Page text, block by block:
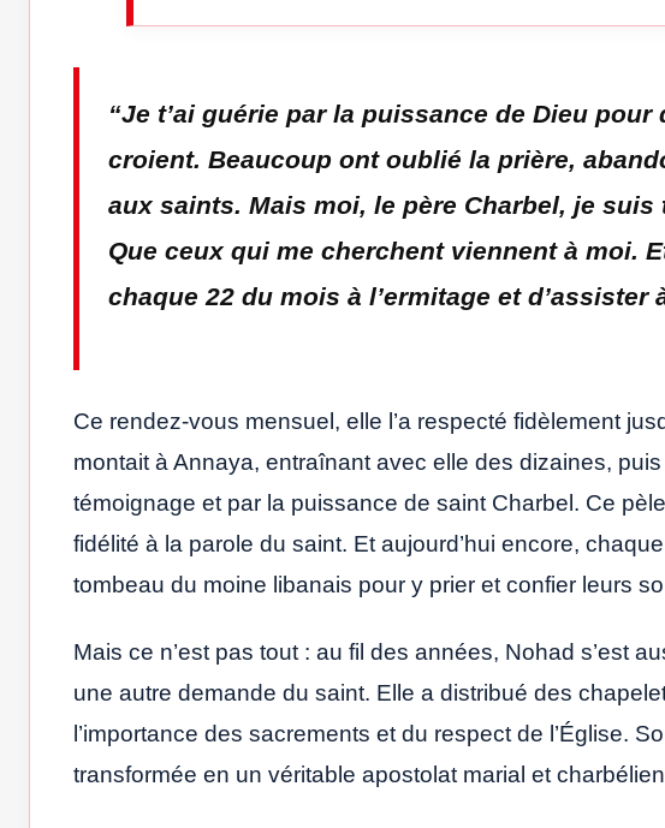
“Je t’ai guérie par la puissance de Dieu
croient. Beaucoup ont oublié la prière,
aux saints. Mais moi, le père Charbel, je suis
Que ceux qui me cherchent viennent à moi.
chaque 22 du mois à l’ermitage et
Ce rendez-vous mensuel, elle l’a respecté fidèlement
montait à Annaya, entraînant avec elle des dizaines,
témoignage et par la puissance de saint Charbel. Ce
fidélité à la parole du saint. Et aujourd’hui encore,
tombeau du moine libanais pour y prier et confier leurs
Mais ce n’est pas tout : au fil des années, Nohad s’est
une autre demande du saint. Elle a distribué des
l’importance des sacrements et du respect de l’Église.
transformée en un véritable apostolat marial et